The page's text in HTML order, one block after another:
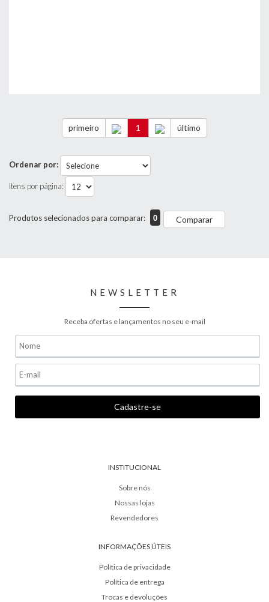
primeiro 1 último
Ordenar por:
Itens por página:
Produtos selecionados para comparar: 0 Comparar
NEWSLETTER
Receba ofertas e lançamentos no seu e-mail
INSTITUCIONAL
Sobre nós
Nossas lojas
Revendedores
INFORMAÇÕES ÚTEIS
Política de privacidade
Política de entrega
Trocas e devoluções